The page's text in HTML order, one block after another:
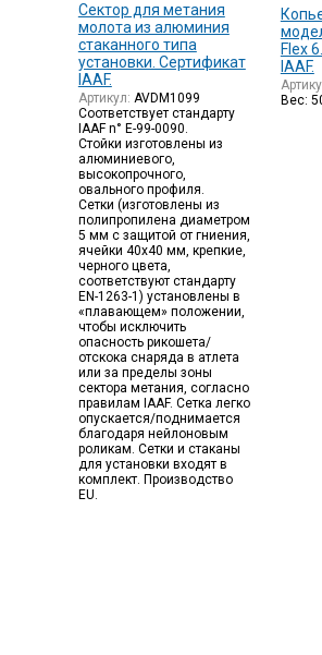
Cектор для метания
молота из алюминия
стаканного типа
установки. Сертификат
IAAF.
Артикул: AVDM1099
Соответствует стандарту
IAAF n° E-99-0090.
Стойки изготовлены из
алюминиевого,
высокопрочного,
овального профиля.
Сетки (изготовлены из
полипропилена диаметром
5 мм с защитой от гниения,
ячейки 40х40 мм, крепкие,
черного цвета,
соответствуют стандарту
EN-1263-1) установлены в
«плавающем» положении,
чтобы исключить
опасность рикошета/
отскока снаряда в атлета
или за пределы зоны
сектора метания, согласно
правилам IAAF. Сетка легко
опускается/поднимается
благодаря нейлоновым
роликам. Сетки и стаканы
для установки входят в
комплект. Производство
EU.
Flex
IAAF.
Вес: